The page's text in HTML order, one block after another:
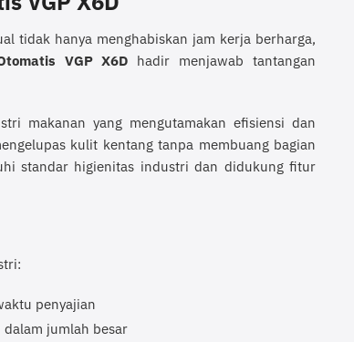
tidak hanya menghabiskan jam kerja berharga,
VGP X6D hadir menjawab tantangan
makanan yang mengutamakan efisiensi dan
kulit kentang tanpa membuang bagian
standar higienitas industri dan didukung fitur
penyajian
jumlah besar